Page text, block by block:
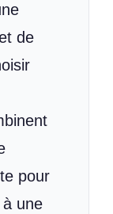
de
pour
une